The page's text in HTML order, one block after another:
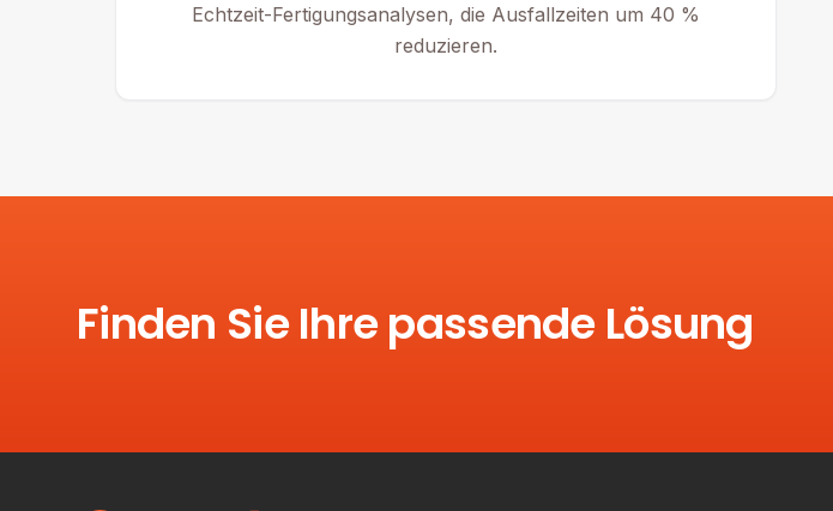
Echtzeit-Fertigungsanalysen, die Ausfallzeiten um 40 %
reduzieren.
Finden Sie Ihre passende Lösung